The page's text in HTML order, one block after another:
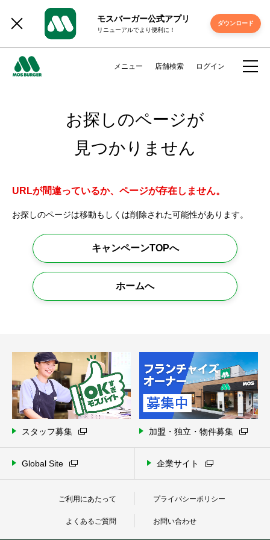
モスバーガー公式アプリ
リニューアルでより便利に！
ダウンロード
メニュー 店舗検索 ログイン
お探しのページが
見つかりません
URLが間違っているか、ページが存在しません。
お探しのページは移動もしくは削除された可能性があります。
キャンペーンTOPへ
ホームへ
スタッフ募集 加盟・独立・物件募集
Global Site 企業サイト
ご利用にあたって プライバシーポリシー
よくあるご質問 お問い合わせ